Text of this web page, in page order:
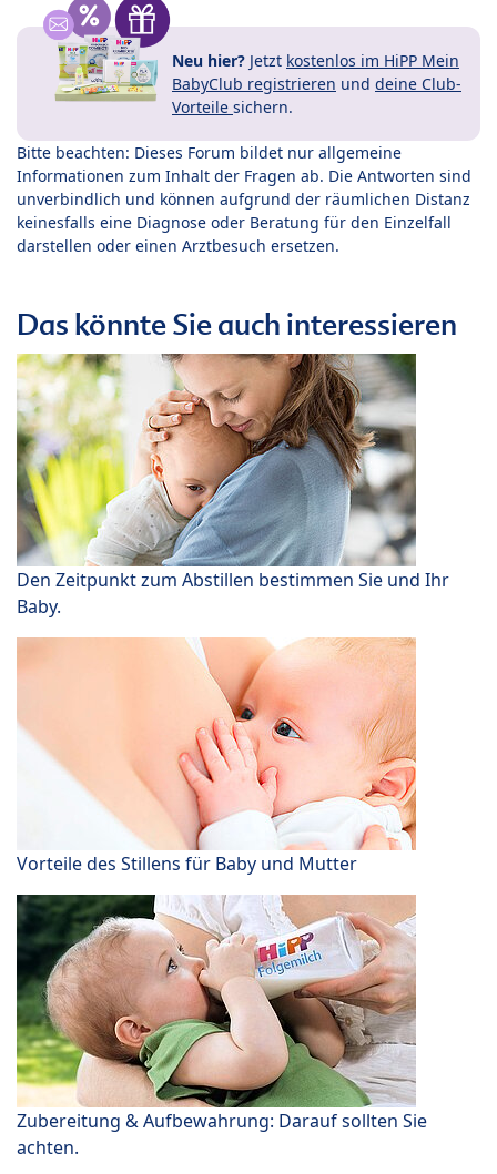
Neu hier? Jetzt kostenlos im HiPP Mein
BabyClub registrieren und deine Club-
Vorteile sichern.
Bitte beachten: Dieses Forum bildet nur allgemeine
Informationen zum Inhalt der Fragen ab. Die Antworten sind
unverbindlich und können aufgrund der räumlichen Distanz
keinesfalls eine Diagnose oder Beratung für den Einzelfall
darstellen oder einen Arztbesuch ersetzen.
Das könnte Sie auch interessieren
Den Zeitpunkt zum Abstillen bestimmen Sie und Ihr
Baby.
Vorteile des Stillens für Baby und Mutter
Zubereitung & Aufbewahrung: Darauf sollten Sie
achten.